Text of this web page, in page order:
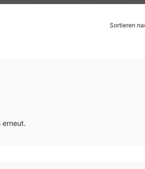
Sortieren
erneut.